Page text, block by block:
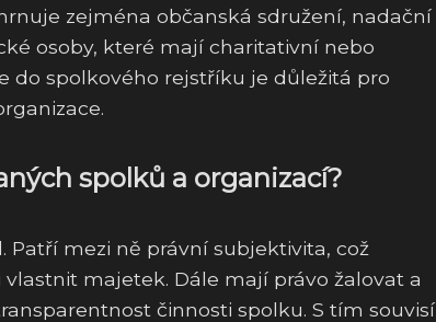
zejména občanská sdružení, nadační
osoby, které mají charitativní nebo
do spolkového rejstříku je důležitá pro
spolků a organizací?
Patří mezi ně právní subjektivita, což
majetek. Dále mají právo žalovat a
činnosti spolku. S tím souvisí